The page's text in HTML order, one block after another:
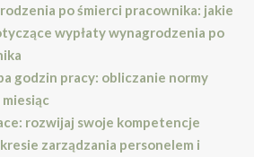
po śmierci pracownika: jakie
wypłaty wynagrodzenia po
godzin pracy: obliczanie normy
rozwijaj swoje kompetencje
zarządzania personelem i